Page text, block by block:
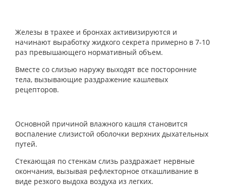
Железы в трахее и бронхах активизируются и
начинают выработку жидкого секрета примерно в 7-10
раз превышающего нормативный объем.
Вместе со слизью наружу выходят все посторонние
тела, вызывающие раздражение кашлевых
рецепторов.
Основной причиной влажного кашля становится
воспаление слизистой оболочки верхних дыхательных
путей.
Стекающая по стенкам слизь раздражает нервные
окончания, вызывая рефлекторное откашливание в
виде резкого выдоха воздуха из легких.